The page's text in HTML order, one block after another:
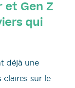
et Gen Z
qui
déjà une
sur le